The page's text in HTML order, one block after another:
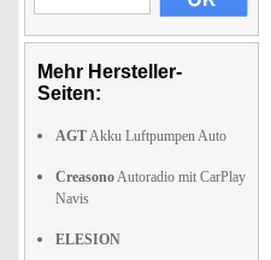
Mehr Hersteller-
Seiten:
AGTAkku Luftpumpen Auto
CreasonoAutoradio mit CarPlay
Navis
ELESION